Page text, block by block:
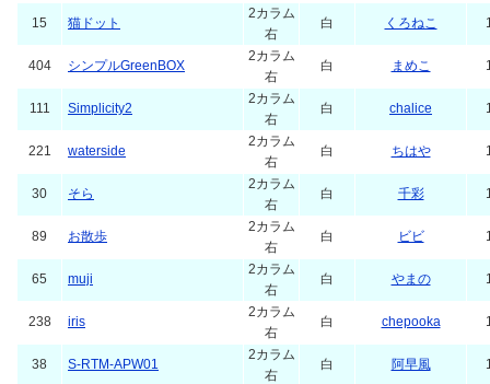
15 猫ドット
2カラム
右
白 くろねこ
404 シンプルGreenBOX
2カラム
右
白 まめこ
111 Simplicity2
2カラム
右
白 chalice
221 waterside
2カラム
右
白 ちはや
30 そら
2カラム
右
白 千彩
89 お散歩
2カラム
右
白 ビビ
65 muji
2カラム
右
白 やまの
238 iris
2カラム
右
白 chepooka
38 S-RTM-APW01
2カラム
右
白 阿早風